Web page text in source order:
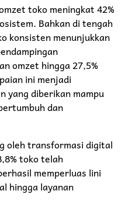
toko meningkat 42%
Bahkan di tengah
konsisten menunjukkan
omzet hingga 27,5%
ini menjadi
yang diberikan mampu
dan
oleh transformasi digital
toko telah
memperluas lini
hingga layanan